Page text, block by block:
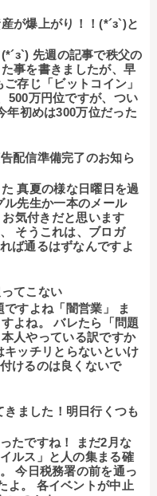
が爆上がり！！(*´з`)と
先週の記事で秩父の
事を書きましたが、早
存じ「ビットコイン」
500万円位ですが、つい
年初めは300万位だった
配信準備完了のお知ら
真夏の様な日曜日を過
先生か一本のメール
気付きだと思います
そうこれは、ブロガ
ば通るはずなんですよ
てこない
すよね「闇営業」 ま
よね。 バレたら「問題
人やっている訳ですか
キッチリとらないといけ
けるのは良くないで
ました！明日行くつも
たですね！ まだ2月な
ルス」と人の集まる確
今日税務署の前を通っ
よ。 各イベントが中止